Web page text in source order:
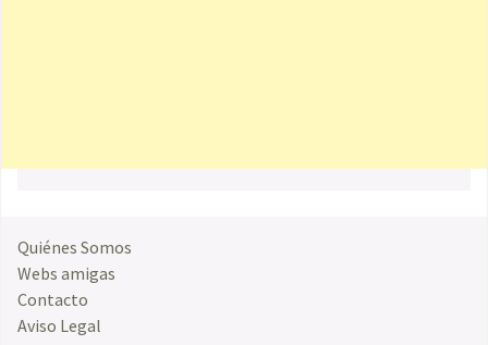
Quiénes Somos
Webs amigas
Contacto
Aviso Legal